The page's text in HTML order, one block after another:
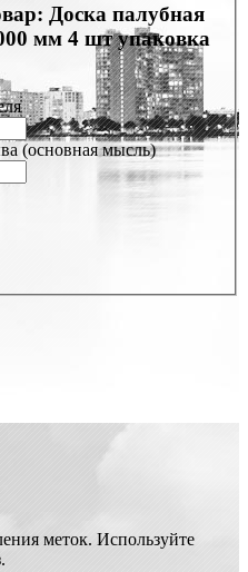
Доска палубная
мм 4 шт упаковка
(основная мысль)
меток. Используйте